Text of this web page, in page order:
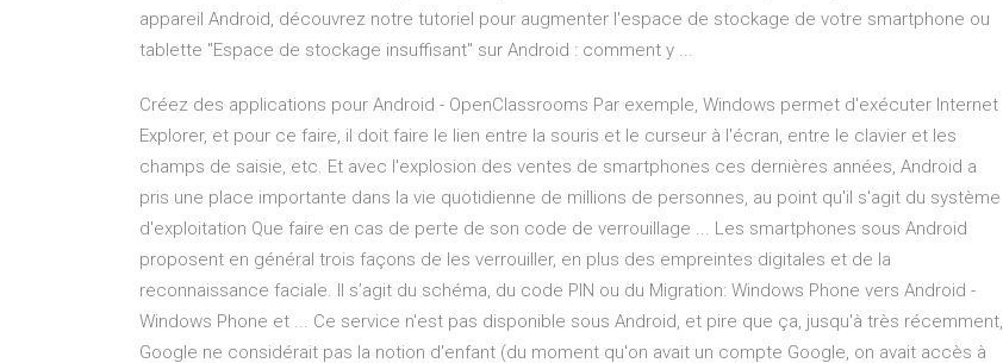
appareil Android, découvrez notre tutoriel pour augmenter l'espace de stockage de votre smartphone ou
tablette "Espace de stockage insuffisant" sur Android : comment y ...
Créez des applications pour Android - OpenClassrooms Par exemple, Windows permet d'exécuter Internet
Explorer, et pour ce faire, il doit faire le lien entre la souris et le curseur à l'écran, entre le clavier et les
champs de saisie, etc. Et avec l'explosion des ventes de smartphones ces dernières années, Android a
pris une place importante dans la vie quotidienne de millions de personnes, au point qu'il s'agit du système
d'exploitation Que faire en cas de perte de son code de verrouillage ... Les smartphones sous Android
proposent en général trois façons de les verrouiller, en plus des empreintes digitales et de la
reconnaissance faciale. Il s’agit du schéma, du code PIN ou du Migration: Windows Phone vers Android -
Windows Phone et ... Ce service n'est pas disponible sous Android, et pire que ça, jusqu'à très récemment,
Google ne considérait pas la notion d'enfant (du moment qu'on avait un compte Google, on avait accès à